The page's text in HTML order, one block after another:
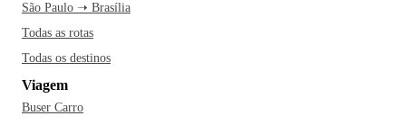
São Paulo ➝ Brasília
Todas as rotas
Todas os destinos
Viagem
Buser Carro